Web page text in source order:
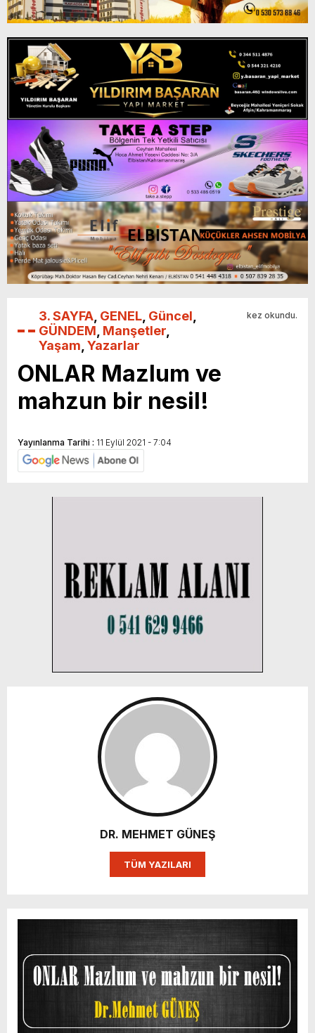
3. SAYFA GENEL Güncel
GÜNDEM Manşetler
Yaşam Yazarlar
kez okundu.
ONLAR Mazlum ve
mahzun bir nesil!
Yayınlanma Tarihi : 11 Eylül 2021 - 7:04
DR. MEHMET GÜNEŞ
TÜM YAZILARI